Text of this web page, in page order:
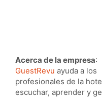
Acerca de la empresa:
GuestRevu ayuda a los
profesionales de la
escuchar, aprender y